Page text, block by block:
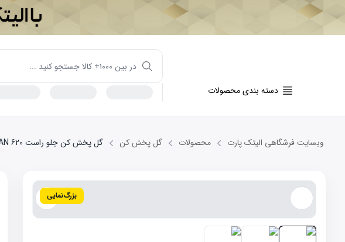
دسته بندی محصولات
وبسایت فرشگاهی الیتک پارت محصولات گل پخش کن گل پخش کن جلو راست LIFAN 620
بزرگ‌نمایی